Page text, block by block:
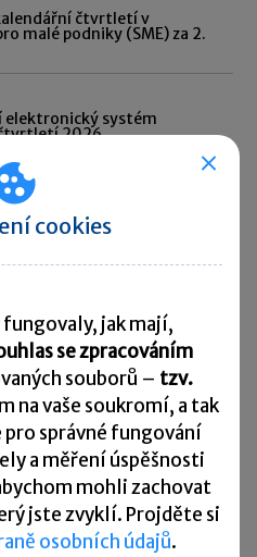
čtvrtletí v
malé podniky (SME) za 2.
elektronický systém
2026
podle zvláštní sazby daně za
Načítám
hodnoty
cookies
fungovaly, jak mají,
se zpracováním
souborů – tzv.
na vaše soukromí, a tak
správné fungování
a měření úspěšnosti
mohli zachovat
jste zvyklí. Projděte si
osobních údajů.